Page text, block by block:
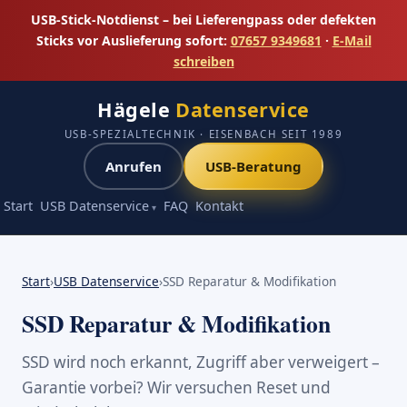
USB-Stick-Notdienst – bei Lieferengpass oder defekten
Sticks vor Auslieferung sofort: 07657 9349681 · E-Mail
schreiben
Hägele Datenservice
USB-SPEZIALTECHNIK · EISENBACH SEIT 1989
Start USB Datenservice FAQ Kontakt
Anrufen USB-Beratung
Start›USB Datenservice›SSD Reparatur & Modifikation
SSD Reparatur & Modifikation
SSD wird noch erkannt, Zugriff aber verweigert –
Garantie vorbei? Wir versuchen Reset und